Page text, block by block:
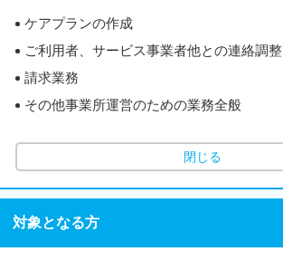
ケアプランの作成
ご利用者、サービス事業者他との連絡調整
請求業務
その他事業所運営のための業務全般
閉じる
対象となる方